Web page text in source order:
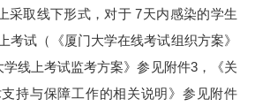
采取线下形式，对于 7天内感染的学生
考试（《厦门大学在线考试组织方案》
线上考试监考方案》参见附件3，《关
持与保障工作的相关说明》参见附件